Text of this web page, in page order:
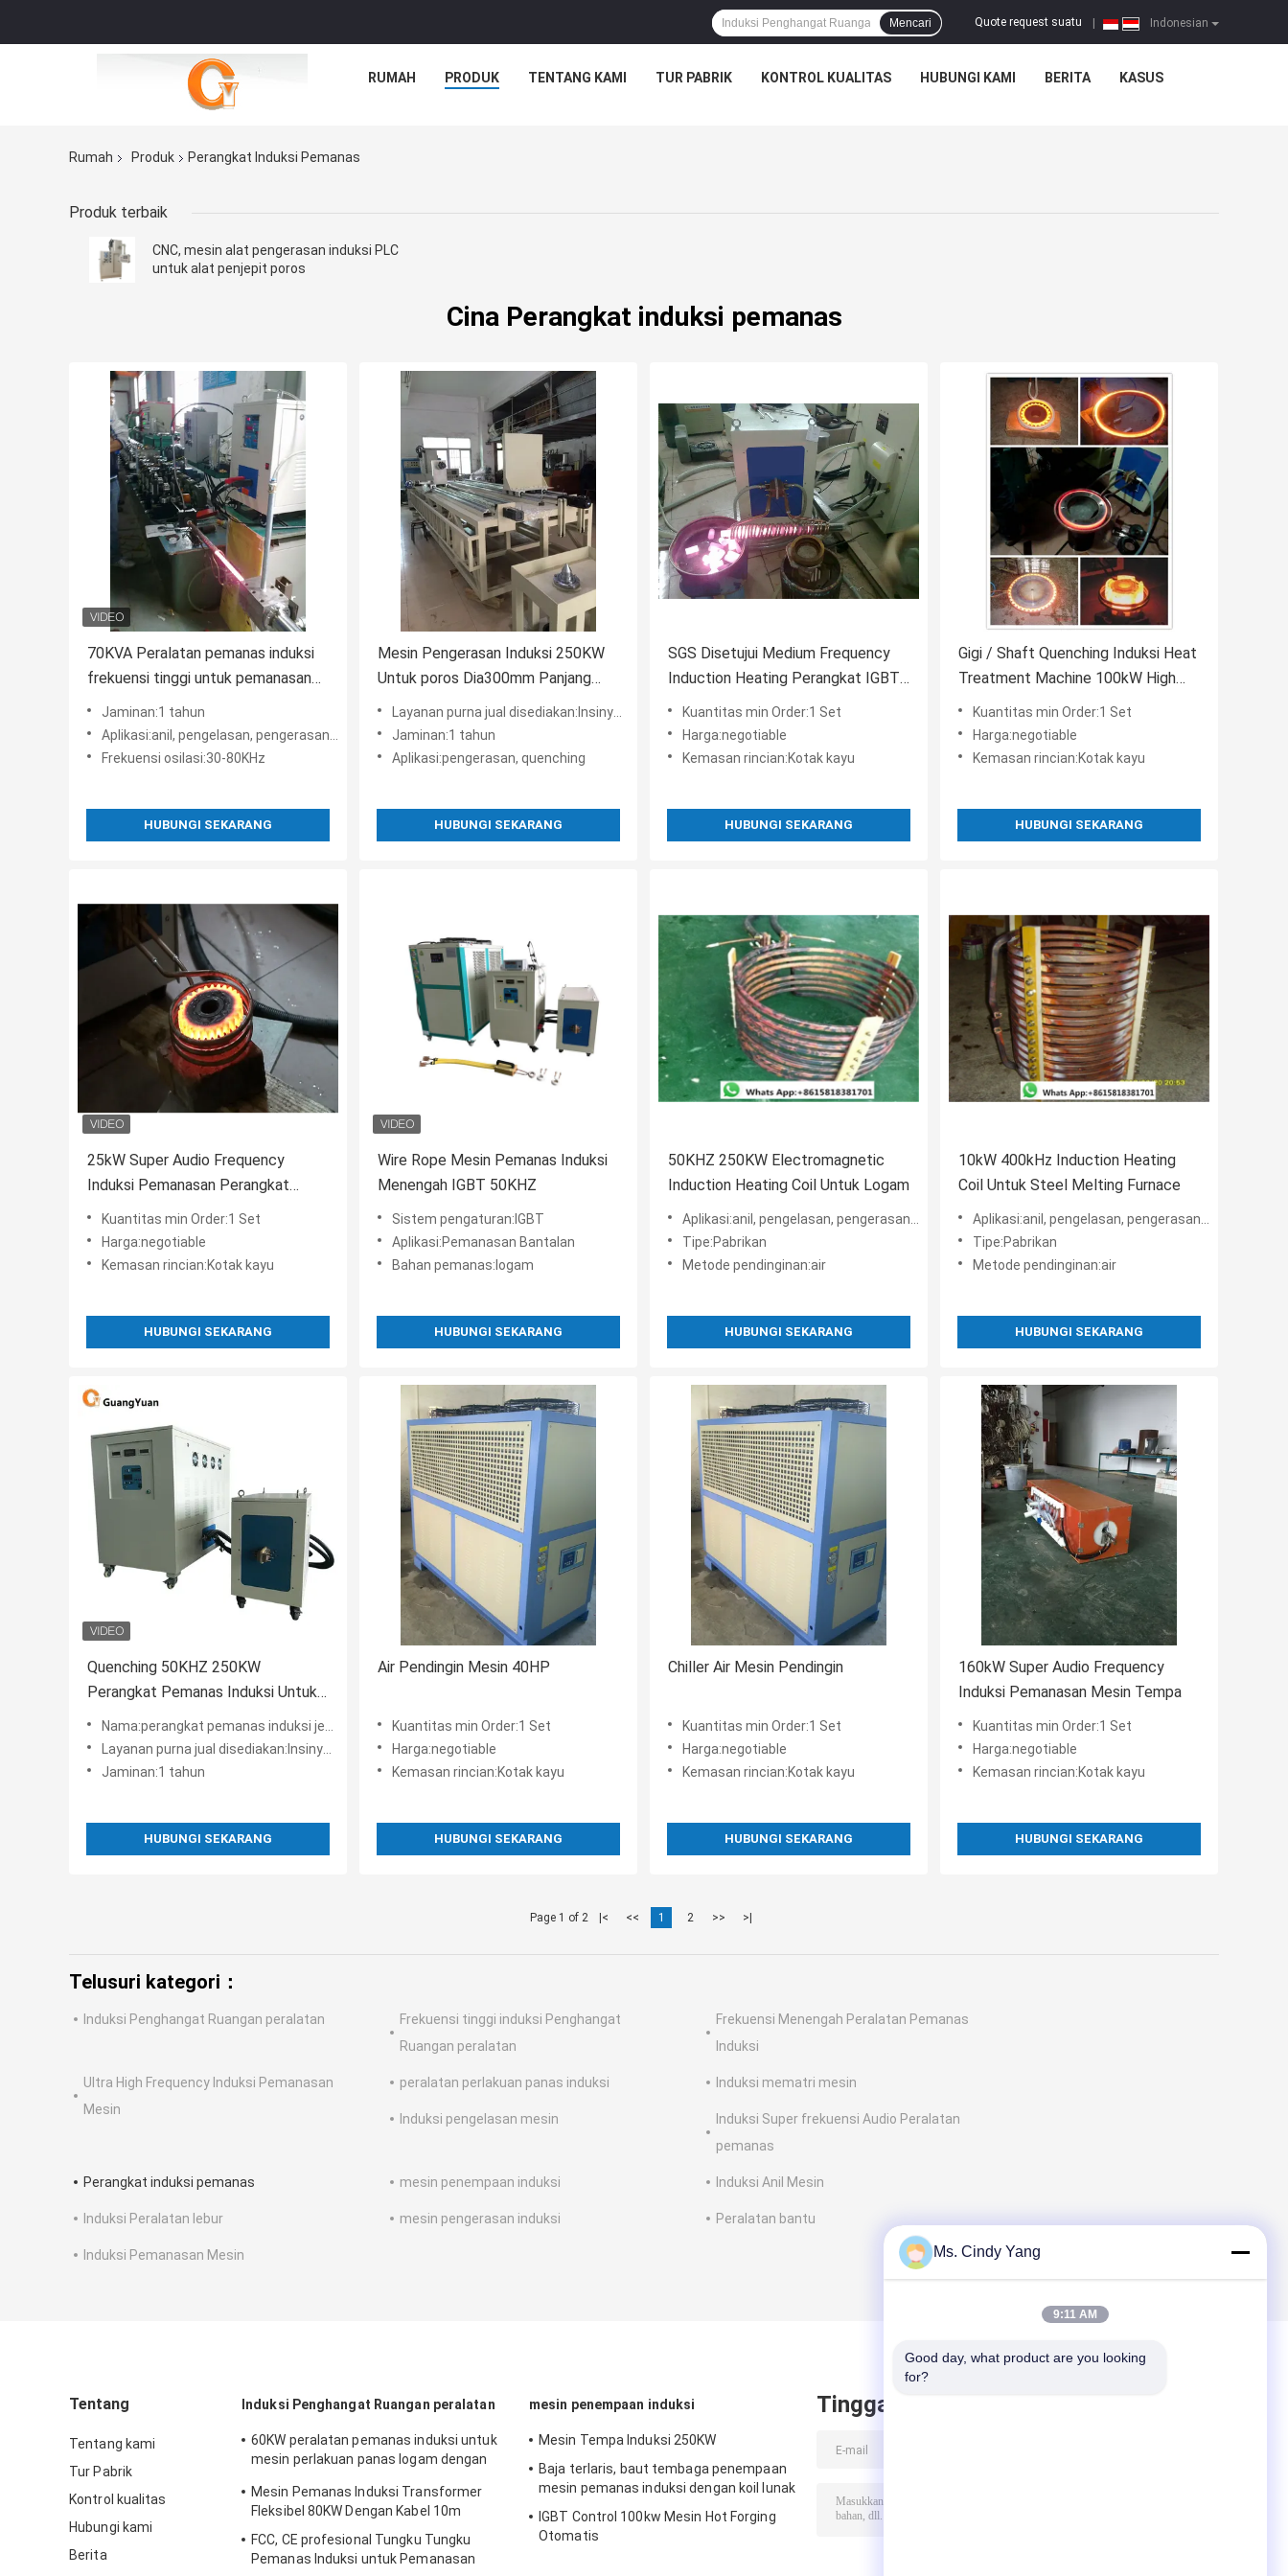
Indonesian
Quote request suatu
Mencari
RUMAH PRODUK TENTANG KAMI TUR PABRIK KONTROL KUALITAS HUBUNGI KAMI BERITA KASUS
Rumah Produk Perangkat Induksi Pemanas
Produk terbaik
CNC, mesin alat pengerasan induksi PLC
untuk alat penjepit poros
Cina Perangkat induksi pemanas
70KVA Peralatan pemanas induksi
frekuensi tinggi untuk pemanasan
online anil
Jaminan:1 tahun
Aplikasi:anil, pengelasan, pengerasan, quenching, Penempaan
Frekuensi osilasi:30-80KHz
HUBUNGI SEKARANG
Mesin Pengerasan Induksi 250KW
Untuk poros Dia300mm Panjang
pengerasan poros 1500mm
Layanan purna jual disediakan:Insinyur tersedia untuk melayani mesin di luar negeri
Jaminan:1 tahun
Aplikasi:pengerasan, quenching
HUBUNGI SEKARANG
SGS Disetujui Medium Frequency
Induction Heating Perangkat IGBT
Kontrol
Kuantitas min Order:1 Set
Harga:negotiable
Kemasan rincian:Kotak kayu
HUBUNGI SEKARANG
Gigi / Shaft Quenching Induksi Heat
Treatment Machine 100kW High
Frequency
Kuantitas min Order:1 Set
Harga:negotiable
Kemasan rincian:Kotak kayu
HUBUNGI SEKARANG
25kW Super Audio Frequency
Induksi Pemanasan Perangkat
Quenching
Kuantitas min Order:1 Set
Harga:negotiable
Kemasan rincian:Kotak kayu
HUBUNGI SEKARANG
Wire Rope Mesin Pemanas Induksi
Menengah IGBT 50KHZ
Sistem pengaturan:IGBT
Aplikasi:Pemanasan Bantalan
Bahan pemanas:logam
HUBUNGI SEKARANG
50KHZ 250KW Electromagnetic
Induction Heating Coil Untuk Logam
Aplikasi:anil, pengelasan, pengerasan, quenching, Penempaan
Tipe:Pabrikan
Metode pendinginan:air
HUBUNGI SEKARANG
10kW 400kHz Induction Heating
Coil Untuk Steel Melting Furnace
Aplikasi:anil, pengelasan, pengerasan, quenching, Penempaan
Tipe:Pabrikan
Metode pendinginan:air
HUBUNGI SEKARANG
Quenching 50KHZ 250KW
Perangkat Pemanas Induksi Untuk
Pengerasan
Nama:perangkat pemanas induksi jenis otomotif
Layanan purna jual disediakan:Insinyur tersedia untuk melayani mesin di luar negeri
Jaminan:1 tahun
HUBUNGI SEKARANG
Air Pendingin Mesin 40HP
Kuantitas min Order:1 Set
Harga:negotiable
Kemasan rincian:Kotak kayu
HUBUNGI SEKARANG
Chiller Air Mesin Pendingin
Kuantitas min Order:1 Set
Harga:negotiable
Kemasan rincian:Kotak kayu
HUBUNGI SEKARANG
160kW Super Audio Frequency
Induksi Pemanasan Mesin Tempa
Kuantitas min Order:1 Set
Harga:negotiable
Kemasan rincian:Kotak kayu
HUBUNGI SEKARANG
Page 1 of 2 |< << 1 2 >> >|
Telusuri kategori：
Induksi Penghangat Ruangan peralatan
Frekuensi tinggi induksi Penghangat
Ruangan peralatan
Frekuensi Menengah Peralatan Pemanas
Induksi
Ultra High Frequency Induksi Pemanasan
Mesin
peralatan perlakuan panas induksi Induksi mematri mesin
Induksi pengelasan mesin
Induksi Super frekuensi Audio Peralatan
pemanas
Perangkat induksi pemanas mesin penempaan induksi Induksi Anil Mesin
Induksi Peralatan lebur mesin pengerasan induksi Peralatan bantu
Induksi Pemanasan Mesin
Tentang
Tentang kami
Tur Pabrik
Kontrol kualitas
Hubungi kami
Berita
Induksi Penghangat Ruangan peralatan
60KW peralatan pemanas induksi untuk
mesin perlakuan panas logam dengan
Mesin Pemanas Induksi Transformer
Fleksibel 80KW Dengan Kabel 10m
FCC, CE profesional Tungku Tungku
Pemanas Induksi untuk Pemanasan
mesin penempaan induksi
Mesin Tempa Induksi 250KW
Baja terlaris, baut tembaga penempaan
mesin pemanas induksi dengan koil lunak
IGBT Control 100kw Mesin Hot Forging
Otomatis
Tinggalkan pesan
Ms. Cindy Yang
9:11 AM
Good day, what product are you looking
for?